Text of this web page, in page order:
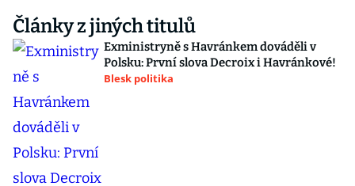
Články z jiných titulů
Exministryně s Havránkem dováděli v
Polsku: První slova Decroix i Havránkové!
Blesk politika